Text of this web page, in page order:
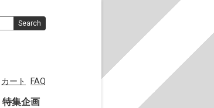
カート FAQ
特集企画
Search